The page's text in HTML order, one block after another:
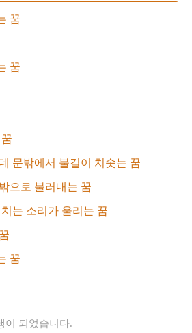
꿈
꿈
문밖에서 불길이 치솟는 꿈
으로 불러내는 꿈
는 소리가 울리는 꿈
꿈
이 되었습니다.